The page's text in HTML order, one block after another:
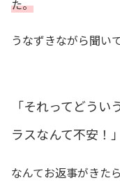
た。
うなずきながら聞い
「それってどう
ラスなんて不安！」
なんてお返事がきた